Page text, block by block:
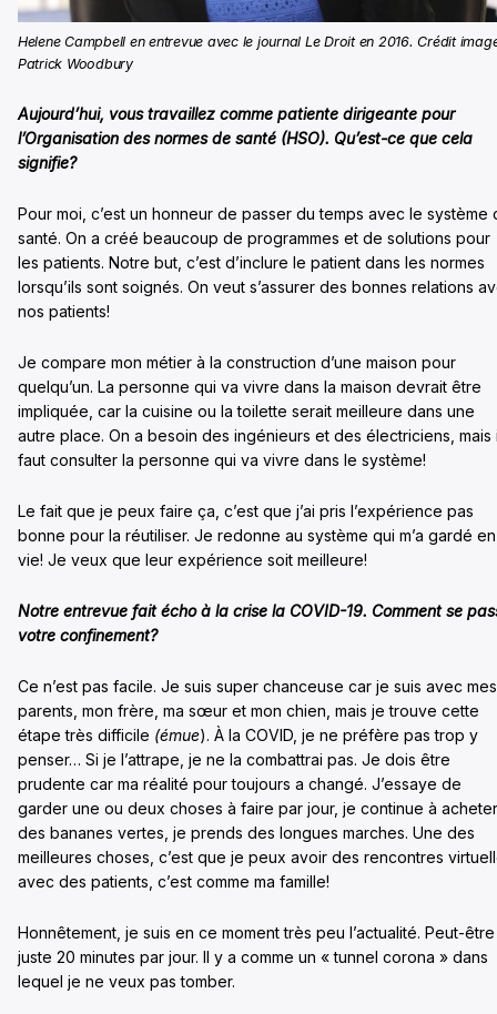
Helene Campbell en entrevue avec le journal Le Droit en 2016. Crédit
Patrick Woodbury
Aujourd’hui, vous travaillez comme patiente dirigeante pour
l’Organisation des normes de santé (HSO). Qu’est-ce que cela
signifie?
Pour moi, c’est un honneur de passer du temps avec le système
santé. On a créé beaucoup de programmes et de solutions pour
les patients. Notre but, c’est d’inclure le patient dans les normes
lorsqu’ils sont soignés. On veut s’assurer des bonnes relations
nos patients!
Je compare mon métier à la construction d’une maison pour
quelqu’un. La personne qui va vivre dans la maison devrait être
impliquée, car la cuisine ou la toilette serait meilleure dans une
autre place. On a besoin des ingénieurs et des électriciens, mais
faut consulter la personne qui va vivre dans le système!
Le fait que je peux faire ça, c’est que j’ai pris l’expérience pas
bonne pour la réutiliser. Je redonne au système qui m’a gardé en
vie! Je veux que leur expérience soit meilleure!
Notre entrevue fait écho à la crise la COVID-19. Comment se
votre confinement?
Ce n’est pas facile. Je suis super chanceuse car je suis avec mes
parents, mon frère, ma sœur et mon chien, mais je trouve cette
étape très difficile (émue). À la COVID, je ne préfère pas trop y
penser… Si je l’attrape, je ne la combattrai pas. Je dois être
prudente car ma réalité pour toujours a changé. J’essaye de
garder une ou deux choses à faire par jour, je continue à acheter
des bananes vertes, je prends des longues marches. Une des
meilleures choses, c’est que je peux avoir des rencontres
avec des patients, c’est comme ma famille!
Honnêtement, je suis en ce moment très peu l’actualité. Peut-être
juste 20 minutes par jour. Il y a comme un « tunnel corona » dans
lequel je ne veux pas tomber.